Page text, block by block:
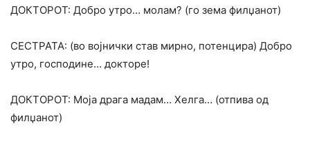
ДОКТОРОТ: Добро утро… молам? (го зема филџанот)
СЕСТРАТА: (во војнички став мирно, потенцира) Добро
утро, господине… докторе!
ДОКТОРОТ: Моја драга мадам… Хелга… (отпива од
филџанот)